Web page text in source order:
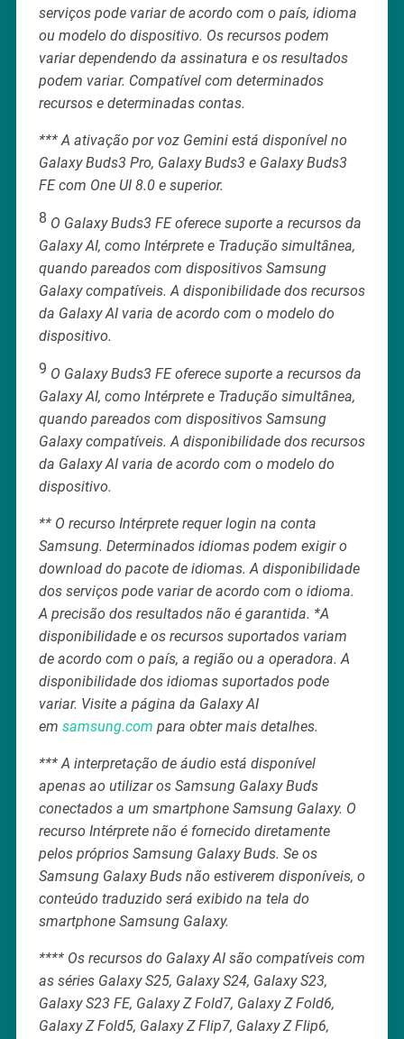
serviços pode variar de acordo com o país, idioma
ou modelo do dispositivo. Os recursos podem
variar dependendo da assinatura e os resultados
podem variar. Compatível com determinados
recursos e determinadas contas.
*** A ativação por voz Gemini está disponível no
Galaxy Buds3 Pro, Galaxy Buds3 e Galaxy Buds3
FE com One UI 8.0 e superior.
8 O Galaxy Buds3 FE oferece suporte a recursos da
Galaxy AI, como Intérprete e Tradução simultânea,
quando pareados com dispositivos Samsung
Galaxy compatíveis. A disponibilidade dos recursos
da Galaxy AI varia de acordo com o modelo do
dispositivo.
9 O Galaxy Buds3 FE oferece suporte a recursos da
Galaxy AI, como Intérprete e Tradução simultânea,
quando pareados com dispositivos Samsung
Galaxy compatíveis. A disponibilidade dos recursos
da Galaxy AI varia de acordo com o modelo do
dispositivo.
** O recurso Intérprete requer login na conta
Samsung. Determinados idiomas podem exigir o
download do pacote de idiomas. A disponibilidade
dos serviços pode variar de acordo com o idioma.
A precisão dos resultados não é garantida. *A
disponibilidade e os recursos suportados variam
de acordo com o país, a região ou a operadora. A
disponibilidade dos idiomas suportados pode
variar. Visite a página da Galaxy AI
em samsung.com para obter mais detalhes.
*** A interpretação de áudio está disponível
apenas ao utilizar os Samsung Galaxy Buds
conectados a um smartphone Samsung Galaxy. O
recurso Intérprete não é fornecido diretamente
pelos próprios Samsung Galaxy Buds. Se os
Samsung Galaxy Buds não estiverem disponíveis, o
conteúdo traduzido será exibido na tela do
smartphone Samsung Galaxy.
**** Os recursos do Galaxy AI são compatíveis com
as séries Galaxy S25, Galaxy S24, Galaxy S23,
Galaxy S23 FE, Galaxy Z Fold7, Galaxy Z Fold6,
Galaxy Z Fold5, Galaxy Z Flip7, Galaxy Z Flip6,